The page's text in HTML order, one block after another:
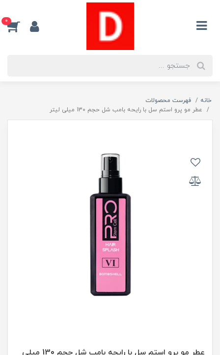
0
خانه
فهرست محصولات
عطر مو پرو استم سل با رایحه بامب شل حجم 130 میلی لیتر
عطر مو پرو استم سل با رایحه بامب شل حجم 130 میلی